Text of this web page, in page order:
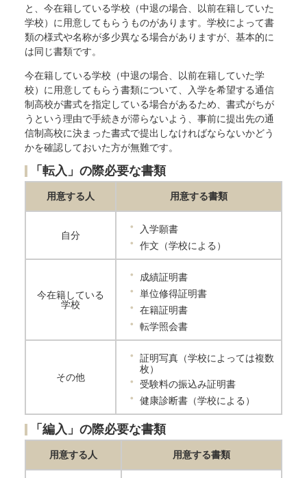
と、今在籍している学校（中退の場合、以前在籍していた
学校）に用意してもらうものがあります。学校によって書
類の様式や名称が多少異なる場合がありますが、基本的に
は同じ書類です。
今在籍している学校（中退の場合、以前在籍していた学
校）に用意してもらう書類について、入学を希望する通信
制高校が書式を指定している場合があるため、書式がちが
うという理由で手続きが滞らないよう、事前に提出先の通
信制高校に決まった書式で提出しなければならないかどう
かを確認しておいた方が無難です。
「転入」の際必要な書類
用意する人 用意する書類
自分
入学願書
作文（学校による）
今在籍している
学校
成績証明書
単位修得証明書
在籍証明書
転学照会書
その他
証明写真（学校によっては複数
枚）
受験料の振込み証明書
健康診断書（学校による）
「編入」の際必要な書類
用意する人 用意する書類